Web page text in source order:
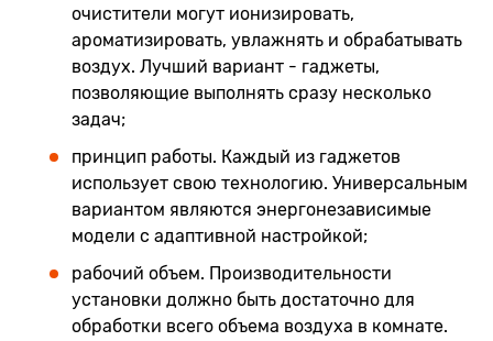
очистители могут ионизировать,
ароматизировать, увлажнять и обрабатывать
воздух. Лучший вариант - гаджеты,
позволяющие выполнять сразу несколько
задач;
принцип работы. Каждый из гаджетов
использует свою технологию. Универсальным
вариантом являются энергонезависимые
модели с адаптивной настройкой;
рабочий объем. Производительности
установки должно быть достаточно для
обработки всего объема воздуха в комнате.